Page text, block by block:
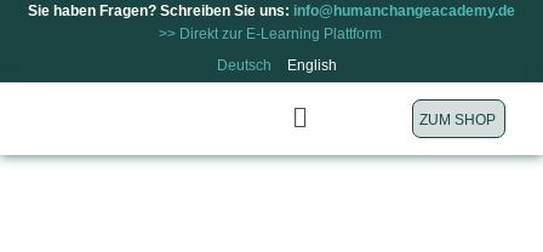
Sie haben Fragen? Schreiben Sie uns: info@humanchangeacademy.de
>> Direkt zur E-Learning Plattform
Deutsch
English
ZUM SHOP